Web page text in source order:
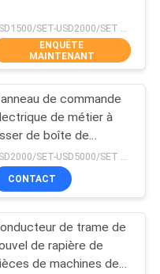
le
20
ENQUÊTE
MAINTENANT
de commande
de métier à
de boîte de
de jacquard
USD2000/SET-USD5000/SET MOQ:1 jeu
CONTACT
de trame de
de rapière de
de machines de